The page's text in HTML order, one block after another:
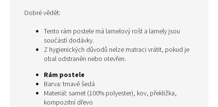
Dobré vědět:
Tento rám postele má lamelový rošt a lamely jsou
součástí dodávky.
Z hygienických důvodů nelze matraci vrátit, pokud je
obal odstraněn nebo otevřen.
Rám postele
Barva: tmavě šedá
Materiál: samet (100% polyester), kov, překližka,
kompozitní dřevo